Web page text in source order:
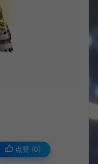
点赞 (0)